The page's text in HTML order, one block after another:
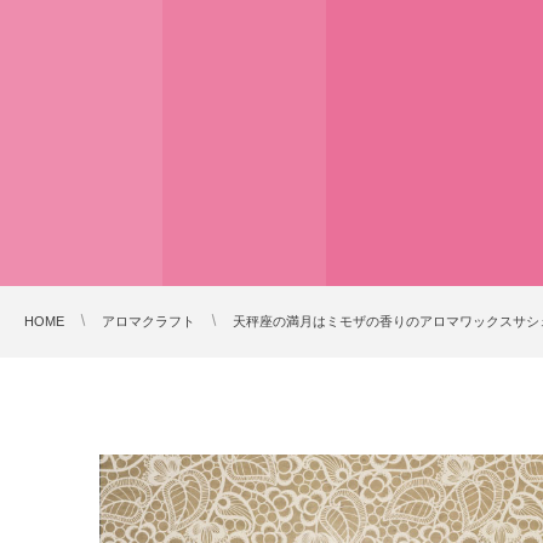
HOME アロマクラフト 天秤座の満月はミモザの香りのアロマワックスサシ